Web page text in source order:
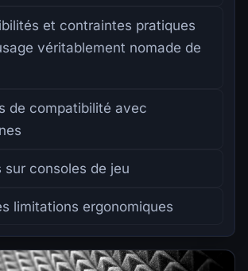
et contraintes pratiques
véritablement nomade de
de compatibilité avec
sur consoles de jeu
limitations ergonomiques